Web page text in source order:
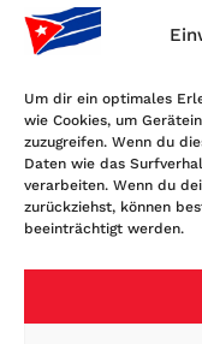
Um dir ein optimales
wie Cookies, um
zuzugreifen. Wenn du
Daten wie das
verarbeiten. Wenn du
zurückziehst, können
beeinträchtigt werden.
IBAN: DE96 3702
Kontakt
Maybachstr. 159,
E-Mail: